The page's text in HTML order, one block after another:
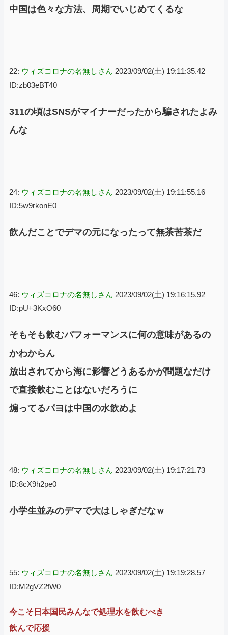
中国は色々な方法、周期でいじめてくるな
22: ウィズコロナの名無しさん 2023/09/02(土) 19:11:35.42
ID:zb03eBT40
311の頃はSNSがマイナーだったから騙されたよみ
んな
24: ウィズコロナの名無しさん 2023/09/02(土) 19:11:55.16
ID:5w9rkonE0
飲んだことでデマの元になったって無茶苦茶だ
46: ウィズコロナの名無しさん 2023/09/02(土) 19:16:15.92
ID:pU+3KxO60
そもそも飲むパフォーマンスに何の意味があるの
かわからん
放出されてから海に影響どうあるかが問題なだけ
で直接飲むことはないだろうに
煽ってるパヨは中国の水飲めよ
48: ウィズコロナの名無しさん 2023/09/02(土) 19:17:21.73
ID:8cX9h2pe0
小学生並みのデマで大はしゃぎだなｗ
55: ウィズコロナの名無しさん 2023/09/02(土) 19:19:28.57
ID:M2gVZ2fW0
今こそ日本国民みんなで処理水を飲むべき
飲んで応援